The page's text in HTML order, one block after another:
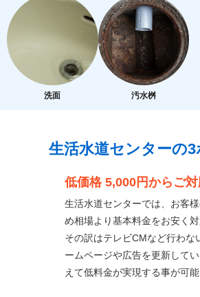
洗面 汚水桝
生活水道センターの3
低価格 5,000円からご
生活水道センターでは、お客
め相場より基本料金をお安く対
その訳はテレビCMなど行わな
ームページや広告を更新して
えて低料金が実現する事が可